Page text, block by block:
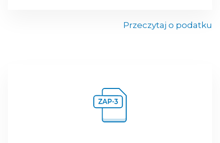
Przeczytaj o podatku